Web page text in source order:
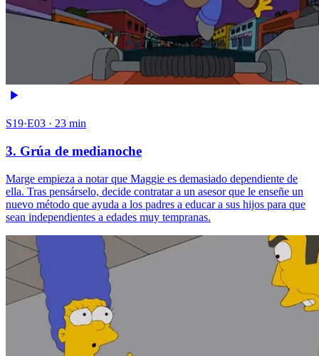
S19·E03 · 23 min
3. Grúa de medianoche
Marge empieza a notar que Maggie es demasiado dependiente de
ella. Tras pensárselo, decide contratar a un asesor que le enseñe un
nuevo método que ayuda a los padres a educar a sus hijos para que
sean independientes a edades muy tempranas.